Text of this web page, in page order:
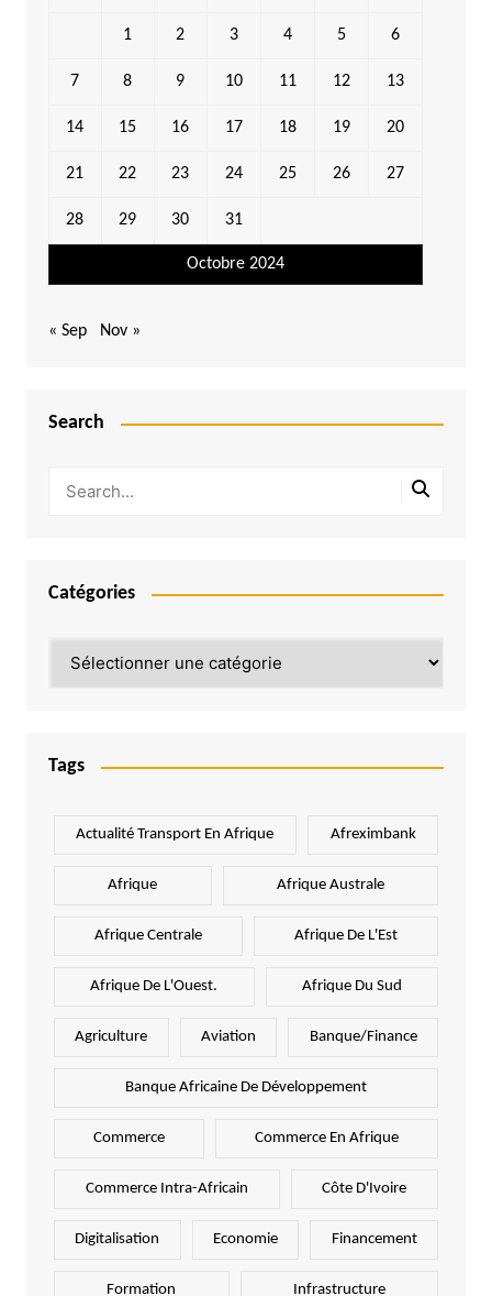
Octobre 2024
1 2 3 4 5 6
7 8 9 10 11 12 13
14 15 16 17 18 19 20
21 22 23 24 25 26 27
28 29 30 31
« Sep Nov »
Search
Catégories
Tags
Actualité Transport En Afrique Afreximbank
Afrique Afrique Australe
Afrique Centrale Afrique De L'Est
Afrique De L'Ouest. Afrique Du Sud
Agriculture Aviation Banque/Finance
Banque Africaine De Développement
Commerce Commerce En Afrique
Commerce Intra-Africain Côte D'Ivoire
Digitalisation Economie Financement
Formation Infrastructure